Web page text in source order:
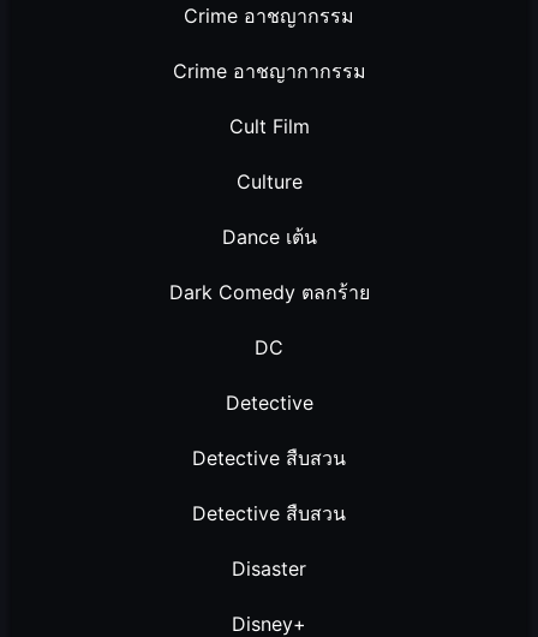
Crime อาชญากรรม
Crime อาชญากากรรม
Cult Film
Culture
Dance เต้น
Dark Comedy ตลกร้าย
DC
Detective
Detective สืบสวน
Detective สืบสวน
Disaster
Disney+